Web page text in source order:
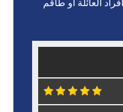
العائلة أو طاقم